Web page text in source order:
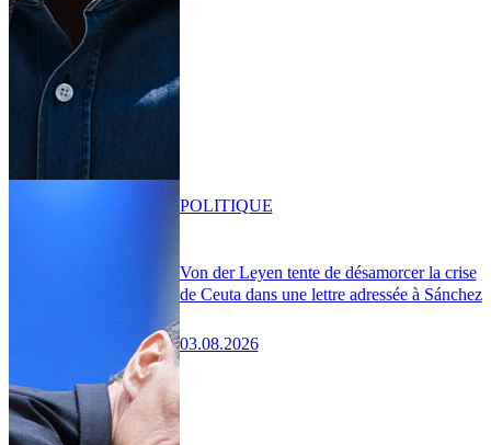
Von der Leyen tente de désamorcer la crise
de Ceuta dans une lettre adressée à Sánchez
03.08.2026
POLITIQUE